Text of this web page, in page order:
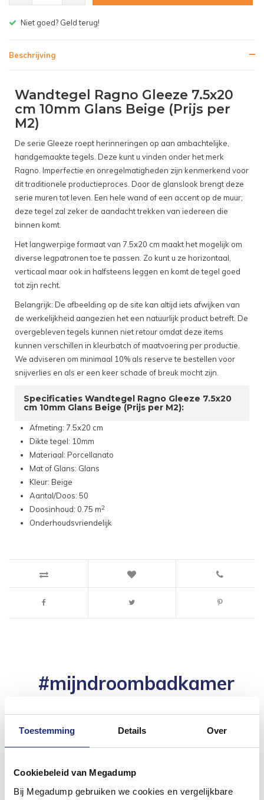
Toestemming Details Over
Cookiebeleid van Megadump
Bij Megadump gebruiken we cookies en vergelijkbare
Gratis bezorgen v.a. € 150,- (NL)
Beschrijving
Wandtegel Ragno Gleeze 7.5x20
cm 10mm Glans Beige (Prijs per
M2)
De serie Gleeze roept herinneringen op aan ambachtelijke,
handgemaakte tegels. Deze kunt u vinden onder het merk
Ragno. Imperfectie en onregelmatigheden zijn kenmerkend voor
dit traditionele productieproces. Door de glanslook brengt deze
serie muren tot leven. Een hele wand of een accent op de muur;
deze tegel zal zeker de aandacht trekken van iedereen die
binnen komt.
Het langwerpige formaat van 7.5x20 cm maakt het mogelijk om
diverse legpatronen toe te passen. Zo kunt u ze horizontaal,
verticaal maar ook in halfsteens leggen en komt de tegel goed
tot zijn recht.
Belangrijk: De afbeelding op de site kan altijd iets afwijken van
de werkelijkheid aangezien het een natuurlijk product betreft. De
overgebleven tegels kunnen niet retour omdat deze items
kunnen verschillen in kleurbatch of maatvoering per productie.
We adviseren om minimaal 10% als reserve te bestellen voor
snijverlies en als er een keer schade of breuk mocht zijn.
Specificaties Wandtegel Ragno Gleeze 7.5x20
cm 10mm Glans Beige (Prijs per M2):
Afmeting: 7.5x20 cm
Dikte tegel: 10mm
Materiaal: Porcellanato
Mat of Glans: Glans
Kleur: Beige
Aantal/Doos: 50
Doosinhoud: 0.75 m2
Onderhoudsvriendelijk
#mijndroombadkamer
badkamer op Instagram met #mijndroombadkamer
inspirerende omgeving vol met unieke